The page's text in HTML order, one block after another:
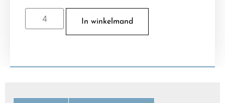
In winkelmand